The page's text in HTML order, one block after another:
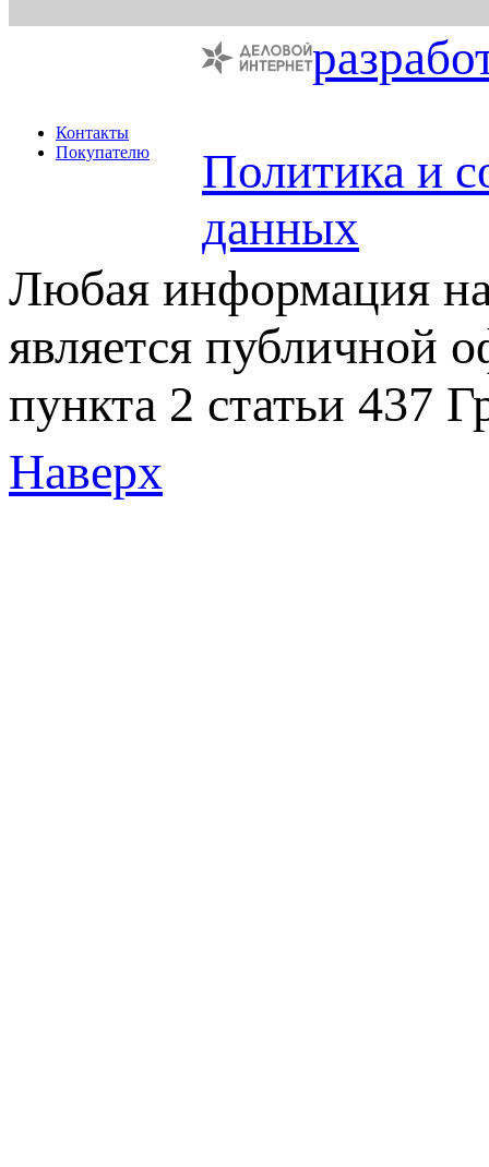
Контакты
Покупателю
Политика и
данных
Любая информация на
является публичной
пункта 2 статьи 437
Наверх